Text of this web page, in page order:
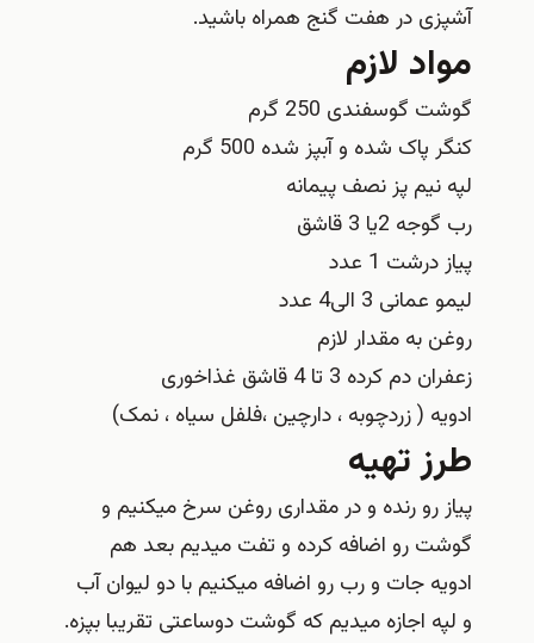
آشپزی در هفت گنج همراه باشید.
مواد لازم
گوشت گوسفندی 250 گرم
کنگر پاک شده و آبپز شده 500 گرم
لپه نیم پز نصف پیمانه
رب گوجه 2یا 3 قاشق
پیاز درشت 1 عدد
لیمو عمانی 3 الی4 عدد
روغن به مقدار لازم
زعفران دم کرده 3 تا 4 قاشق غذاخوری
ادویه ( زردچوبه ، دارچین ،فلفل سیاه ، نمک)
طرز تهیه
پیاز رو رنده و در مقداری روغن سرخ میکنیم و
گوشت رو اضافه کرده و تفت میدیم بعد هم
ادویه جات و رب رو اضافه میکنیم با دو لیوان آب
و لپه اجازه میدیم که گوشت دوساعتی تقریبا بپزه.